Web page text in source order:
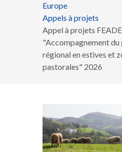
Fil
d'Ariane
Europe
Appels à projets
Appel à projets
"Accompagnement du
régional en estives et
pastorales" 2026